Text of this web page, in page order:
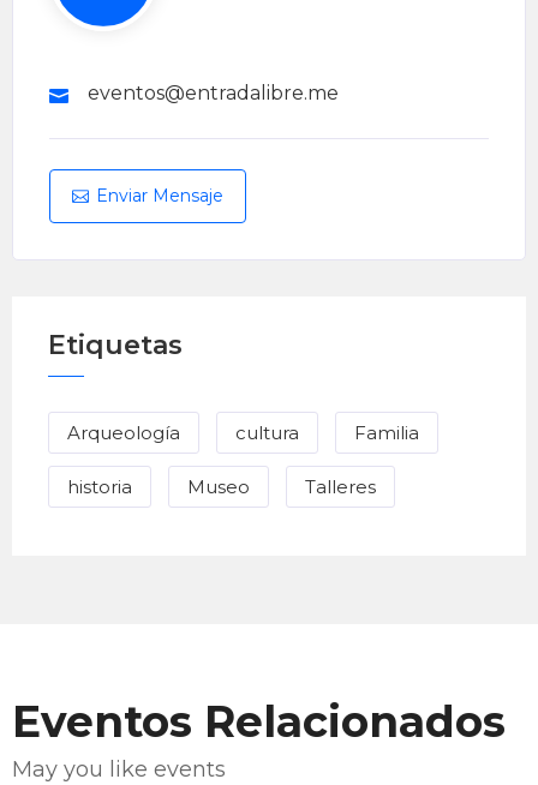
eventos@entradalibre.me
Enviar Mensaje
Etiquetas
Arqueología cultura Familia
historia Museo Talleres
Eventos Relacionados
May you like events